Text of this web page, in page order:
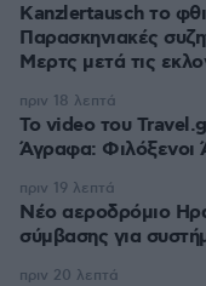
Kanzlertausch το
Παρασκηνιακές
Μερτς μετά τις
To video του
Άγραφα: Φιλόξενοι
πριν 18 λεπτά
Νέο αεροδρόμιο
σύμβασης για
πριν 19 λεπτά
πριν 20 λεπτά